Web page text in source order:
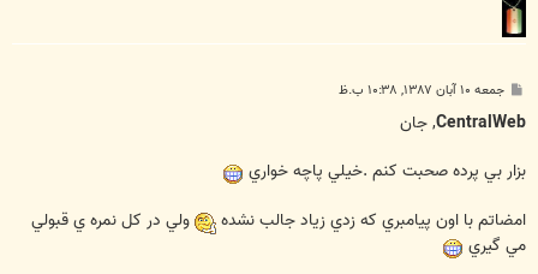
پ
ت
جمعه ۱۰ آبان ۱۳۸۷, ۱۰:۳۸ ب.ظ
CentralWeb, جان
بزار بي پرده صحبت كنم .خيلي پاچه خواري
امضاتم با اون پيامبري كه زدي زياد جالب نشده
ولي در كل نمره ي قبولي
مي گيري